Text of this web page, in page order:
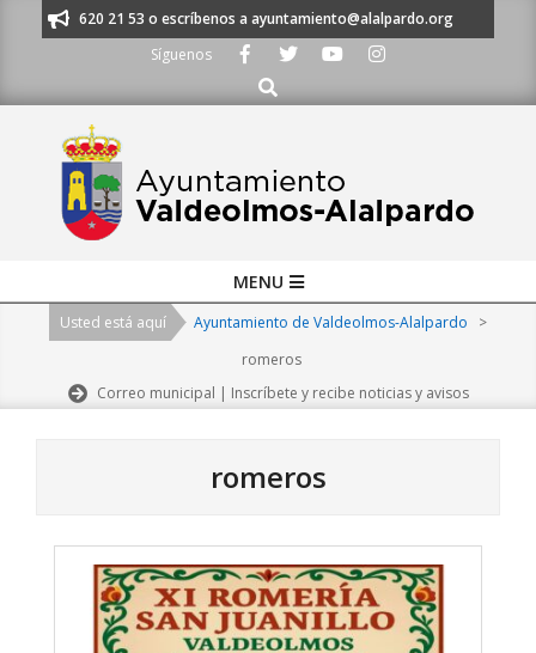
al 91 620 21 53 o escríbenos a ayuntamiento@alalpardo.org
Síguenos
Buscar
Navigation
MENU
Usted está aquí Ayuntamiento de Valdeolmos-Alalpardo
>
romeros
Correo municipal | Inscríbete y recibe noticias y avisos
romeros